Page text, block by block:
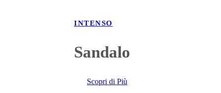
INTENSO
Sandalo
Scopri di Più